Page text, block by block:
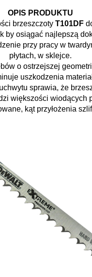
OPIS PRODUKTU
brzeszczoty T101DF
by osiągać najlepszą
przy pracy w
płytach, w sklejce.
o ostrzejszej
uszkodzenia
sprawia, że
większości wiodących
kąt przyłożenia